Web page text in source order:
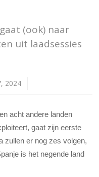
(ook) naar
uit laadsessies
2024
acht andere landen
gaat zijn eerste
zullen er nog zes volgen,
is het negende land